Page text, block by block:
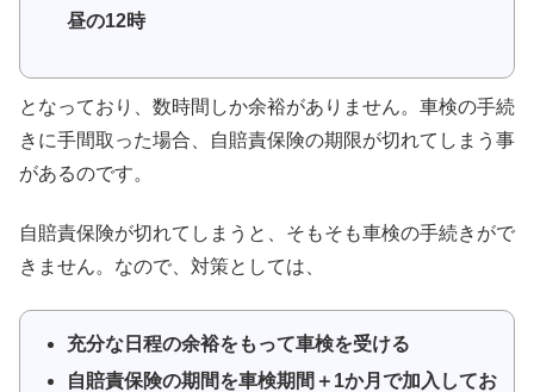
昼の12時
となっており、数時間しか余裕がありません。車検の手続
きに手間取った場合、自賠責保険の期限が切れてしまう事
があるのです。
自賠責保険が切れてしまうと、そもそも車検の手続きがで
きません。なので、対策としては、
充分な日程の余裕をもって車検を受ける
自賠責保険の期間を車検期間＋1か月で加入してお